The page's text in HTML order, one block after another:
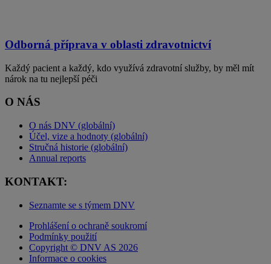
Odborná příprava v oblasti zdravotnictví
Každý pacient a každý, kdo využívá zdravotní služby, by měl mít
nárok na tu nejlepší péči
O NÁS
O nás DNV (globální)
Účel, vize a hodnoty (globální)
Stručná historie (globální)
Annual reports
KONTAKT:
Seznamte se s týmem DNV
Prohlášení o ochraně soukromí
Podmínky použití
Copyright © DNV AS 2026
Informace o cookies